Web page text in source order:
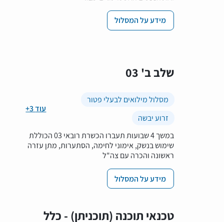
מידע על המסלול
שלב ב' 03
+3 עוד
מסלול מילואים לבעלי פטור
זרוע יבשה
במשך 4 שבועות תעברו הכשרת רובאי 03 הכוללת
שימוש בנשק, אימוני לחימה, הסתערות, מתן עזרה
ראשונה והכרה עם צה"ל
מידע על המסלול
טכנאי תוכנה (תוכניתן) - כלל